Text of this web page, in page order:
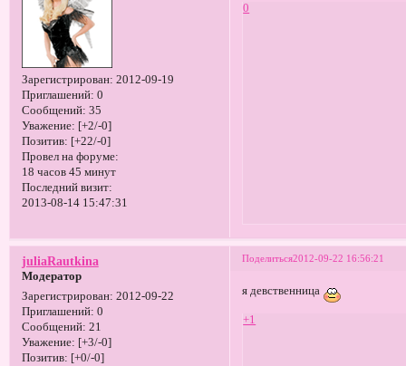
Зарегистрирован: 2012-09-19
Приглашений: 0
Сообщений: 35
Уважение: [+2/-0]
Позитив: [+22/-0]
Провел на форуме:
18 часов 45 минут
Последний визит:
2013-08-14 15:47:31
0
Поделиться2012-09-22 16:56:21
juliaRautkina
Модератор
Зарегистрирован: 2012-09-22
Приглашений: 0
Сообщений: 21
Уважение: [+3/-0]
Позитив: [+0/-0]
я девственница
+1